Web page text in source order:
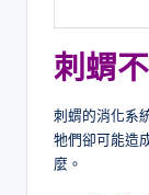
刺蝟
刺蝟的消化系
牠們卻可能造
麼。